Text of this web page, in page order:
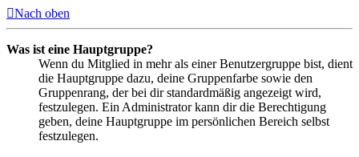
Nach oben
Was ist eine Hauptgruppe?
Wenn du Mitglied in mehr als einer Benutzergruppe bist, dient
die Hauptgruppe dazu, deine Gruppenfarbe sowie den
Gruppenrang, der bei dir standardmäßig angezeigt wird,
festzulegen. Ein Administrator kann dir die Berechtigung
geben, deine Hauptgruppe im persönlichen Bereich selbst
festzulegen.